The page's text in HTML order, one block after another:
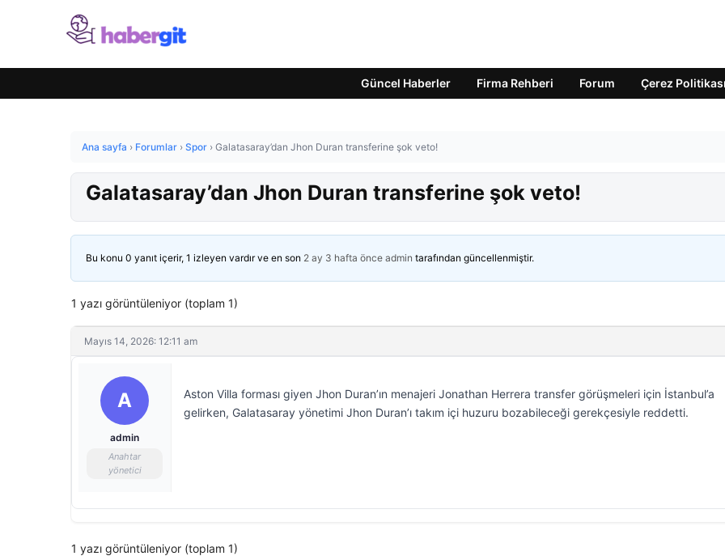
Güncel Haberler Firma Rehberi Forum Çerez Politikası
Ana sayfa › Forumlar › Spor › Galatasaray’dan Jhon Duran transferine şok veto!
Galatasaray’dan Jhon Duran transferine şok veto!
Bu konu 0 yanıt içerir, 1 izleyen vardır ve en son 2 ay 3 hafta önce admin tarafından güncellenmiştir.
1 yazı görüntüleniyor (toplam 1)
Mayıs 14, 2026: 12:11 am
A
admin
Anahtar
yönetici
Aston Villa forması giyen Jhon Duran’ın menajeri Jonathan Herrera transfer görüşmeleri için İstanbul’a
gelirken, Galatasaray yönetimi Jhon Duran’ı takım içi huzuru bozabileceği gerekçesiyle reddetti.
1 yazı görüntüleniyor (toplam 1)